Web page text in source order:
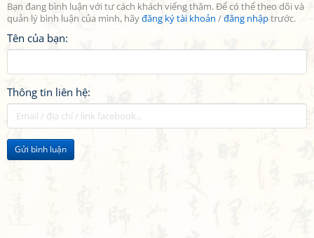
Bạn đang bình luận với tư cách khách viếng thăm. Để có thể theo dõi và
quản lý bình luận của mình, hãyđăng ký tài khoản /đăng nhậptrước.
Tên của bạn:
Thông tin liên hệ:
Gửi bình luận